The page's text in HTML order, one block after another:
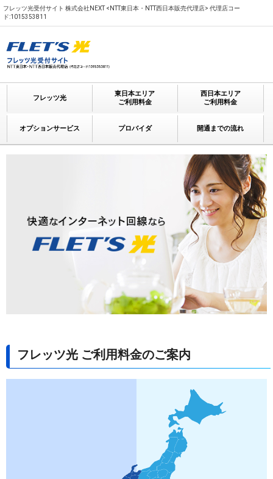
フレッツ光受付サイト 株式会社NEXT <NTT東日本・NTT西日本販売代理店> 代理店コー
ド:1015353811
フレッツ光
東日本エリア
ご利用料金
西日本エリア
ご利用料金
オプションサービス プロバイダ 開通までの流れ
フレッツ光 ご利用料金のご案内